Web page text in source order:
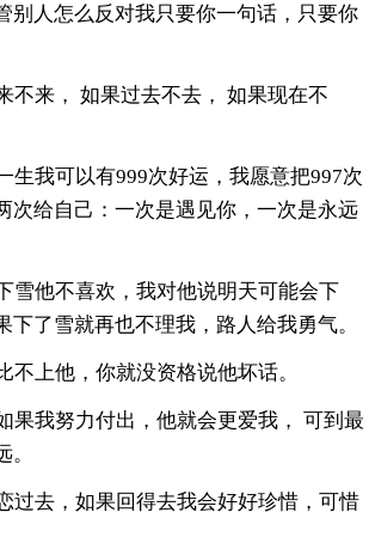
别人怎么反对我只要你一句话，只要你
不来， 如果过去不去， 如果现在不
生我可以有999次好运，我愿意把997次
次给自己：一次是遇见你，一次是永远
雪他不喜欢，我对他说明天可能会下
下了雪就再也不理我，路人给我勇气。
不上他，你就没资格说他坏话。
果我努力付出，他就会更爱我， 可到最
过去，如果回得去我会好好珍惜，可惜